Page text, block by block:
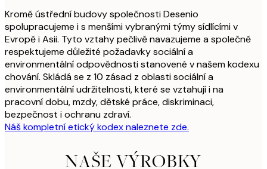
Kromě ústřední budovy společnosti Desenio
spolupracujeme i s menšími vybranými týmy sídlícími v
Evropě i Asii. Tyto vztahy pečlivě navazujeme a společně
respektujeme důležité požadavky sociální a
environmentální odpovědnosti stanovené v našem kodexu
chování. Skládá se z 10 zásad z oblasti sociální a
environmentální udržitelnosti, které se vztahují i na
pracovní dobu, mzdy, dětské práce, diskriminaci,
bezpečnost i ochranu zdraví.
Náš kompletní etický kodex naleznete zde.
NAŠE VÝROBKY